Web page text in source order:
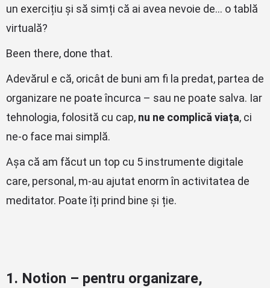
un exercițiu și să simți că ai avea nevoie de… o tablă
virtuală?
Been there, done that.
Adevărul e că, oricât de buni am fi la predat, partea de
organizare ne poate încurca – sau ne poate salva. Iar
tehnologia, folosită cu cap, nu ne complică viața, ci
ne-o face mai simplă.
Așa că am făcut un top cu 5 instrumente digitale
care, personal, m-au ajutat enorm în activitatea de
meditator. Poate îți prind bine și ție.
1. Notion – pentru organizare,